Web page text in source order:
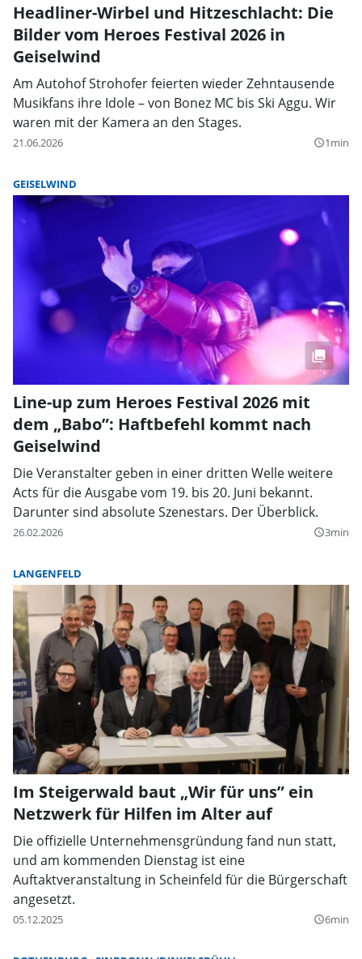
Headliner-Wirbel und Hitzeschlacht: Die
Bilder vom Heroes Festival 2026 in
Geiselwind
Am Autohof Strohofer feierten wieder Zehntausende
Musikfans ihre Idole – von Bonez MC bis Ski Aggu. Wir
waren mit der Kamera an den Stages.
21.06.2026 query_builder1min
GEISELWIND
Line-up zum Heroes Festival 2026 mit
dem „Babo”: Haftbefehl kommt nach
Geiselwind
Die Veranstalter geben in einer dritten Welle weitere
Acts für die Ausgabe vom 19. bis 20. Juni bekannt.
Darunter sind absolute Szenestars. Der Überblick.
26.02.2026 query_builder3min
LANGENFELD
Im Steigerwald baut „Wir für uns” ein
Netzwerk für Hilfen im Alter auf
Die offizielle Unternehmensgründung fand nun statt,
und am kommenden Dienstag ist eine
Auftaktveranstaltung in Scheinfeld für die Bürgerschaft
angesetzt.
05.12.2025 query_builder6min